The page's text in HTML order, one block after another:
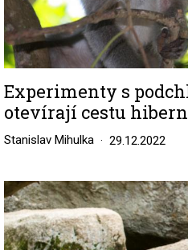
Experimenty s
otevírají cestu
Stanislav Mihulka 29.12.2022
Image